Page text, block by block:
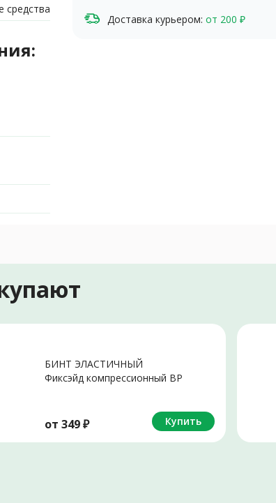
средства
Доставка курьером: от 200 ₽
БИНТ ЭЛАСТИЧНЫЙ
Фиксэйд компрессионный ВР
от 349₽ Купить